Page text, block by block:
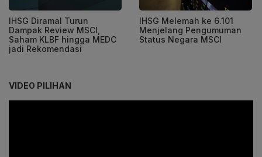
IHSG Diramal Turun
Dampak Review MSCI,
Saham KLBF hingga MEDC
jadi Rekomendasi
IHSG Melemah ke 6.101
Menjelang Pengumuman
Status Negara MSCI
VIDEO PILIHAN